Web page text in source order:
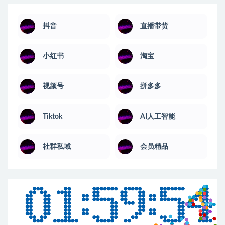
抖音 直播带货
小红书 淘宝
视频号 拼多多
Tiktok AI人工智能
社群私域 会员精品